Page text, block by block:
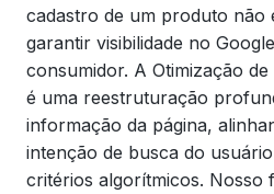
cadastro de um produto não
garantir visibilidade no
consumidor. A Otimização
é uma reestruturação
informação da página,
intenção de busca do
critérios algorítmicos. Nosso